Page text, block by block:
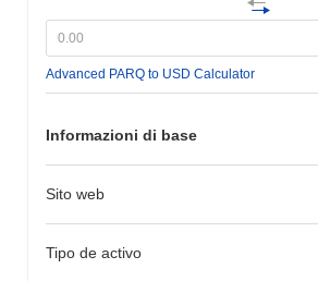
Advanced PARQ to USD Calculator
Informazioni di base
Sito web
Tipo de activo